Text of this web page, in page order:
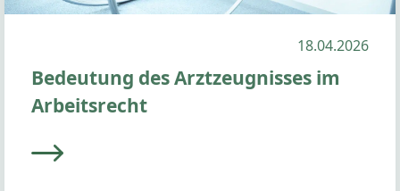
18.04.2026
Bedeutung des Arztzeugnisses im
Arbeitsrecht